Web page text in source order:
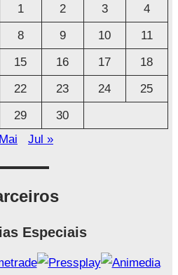
1 2 3
4
8 9 10
11
15 16 17
18
22 23 24
25
29
30
Jul »
Especiais